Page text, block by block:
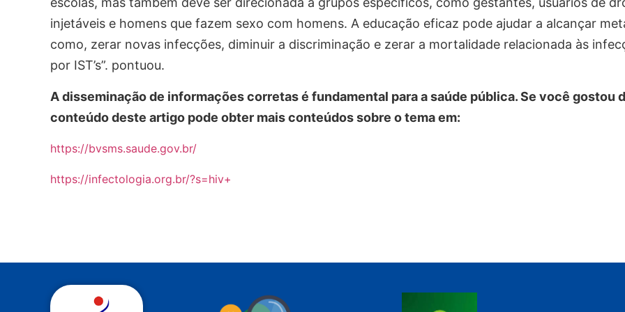
injetáveis e homens que fazem sexo com homens. A educação eficaz pode ajudar a alcançar
como, zerar novas infecções, diminuir a discriminação e zerar a mortalidade relacionada às
por IST’s”. pontuou.
A disseminação de informações corretas é fundamental para a saúde pública. Se você gostou
conteúdo deste artigo pode obter mais conteúdos sobre o tema em:
https://bvsms.saude.gov.br/
https://infectologia.org.br/?s=hiv+